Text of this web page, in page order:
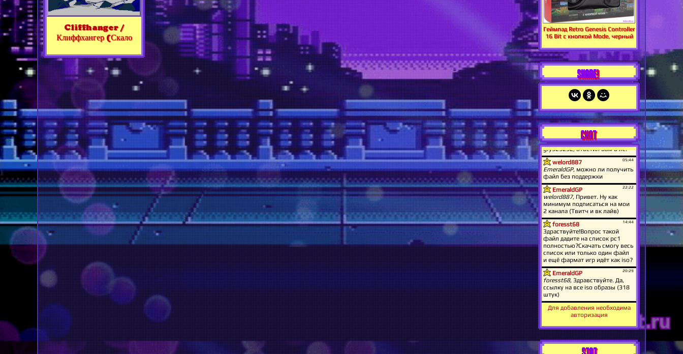
Cliffhanger /
Клиффхангер (Скало
Геймпад Retro Genesis Controller
16 Bit с кнопкой Mode, черный
SHARE!
CHAT
Для добавления необходима
авторизация